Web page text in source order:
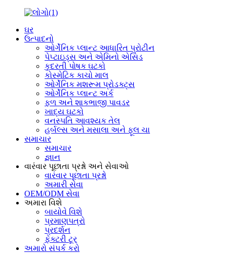
ઘર
ઉત્પાદનો
ઓર્ગેનિક પ્લાન્ટ આધારિત પ્રોટીન
પેપ્ટાઇડ્સ અને એમિનો એસિડ
કુદરતી પોષક ઘટકો
કોસ્મેટિક કાચો માલ
ઓર્ગેનિક મશરૂમ પ્રોડક્ટ્સ
ઓર્ગેનિક પ્લાન્ટ અર્ક
ફળ અને શાકભાજી પાવડર
ખાદ્ય ઘટકો
વનસ્પતિ આવશ્યક તેલ
હર્બલ્સ અને મસાલા અને ફૂલ ચા
સમાચાર
સમાચાર
જ્ઞાન
વારંવાર પૂછાતા પ્રશ્નો અને સેવાઓ
વારંવાર પૂછાતા પ્રશ્નો
અમારી સેવા
OEM/ODM સેવા
અમારા વિશે
બાયોવે વિશે
પ્રમાણપત્રો
પ્રદર્શન
ફેક્ટરી ટૂર
અમારો સંપર્ક કરો